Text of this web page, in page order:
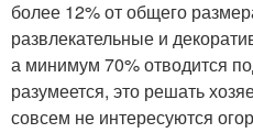
более 12% от общего
развлекательные и
а минимум 70% отводится
разумеется, это решать
совсем не интересуются